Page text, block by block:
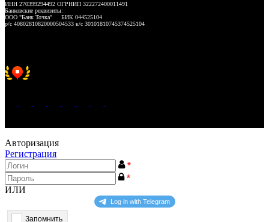
ИНН 270399294492 ОГРНИП 322272400011491
Банковские реквизиты:
ООО "Банк Точка" БИК 044525104
р/с 40802810820000504533 к/с 30101810745374525104
Авторизация
Регистрация
*
*
ИЛИ
Запомнить